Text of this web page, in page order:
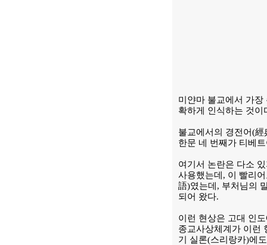
미얀마 불교에서 가
확하게 인식하는 것
불교에서의 경전어(
한문 네 번째가 티베
여기서 논란은 다소
사용했는데, 이 빨리
語)였는데, 부처님의
되어 왔다.
이런 현상은 고대 인
종교사상체계가 이런
기 실론(스리랑카)에